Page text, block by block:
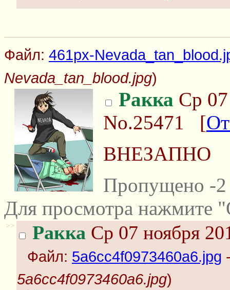
Файл: 461px-
Nevada_tan_blood.jpg)
Ракка Ср
No.25471 [
ВНЕЗАПНО
Пропущено -2
Для просмотра нажмите
>> Ракка Ср 07 ноября
Файл: 5a6cc4f0973460a6.jpg
5a6cc4f0973460a6.jpg)